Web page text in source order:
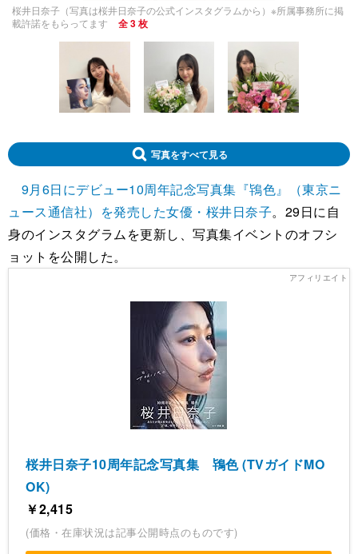
桜井日奈子（写真は桜井日奈子の公式インスタグラムから）※所属事務所に掲
載許諾をもらってます
全 3 枚
写真をすべて見る
9月6日にデビュー10周年記念写真集『鴇色』（東京ニ
ュース通信社）を発売した女優・桜井日奈子。29日に自
身のインスタグラムを更新し、写真集イベントのオフシ
ョットを公開した。
桜井日奈子10周年記念写真集 鴇色 (TVガイドMO
OK)
￥2,415
(価格・在庫状況は記事公開時点のものです)